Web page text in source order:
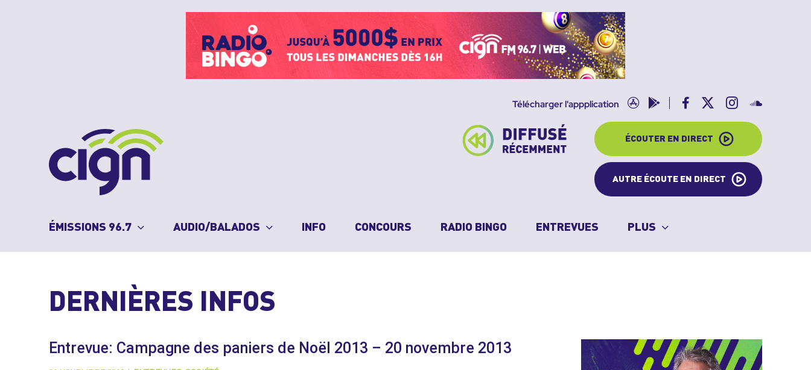
FacebookInstagram
Télécharger l'appplication
App Google
ÉCOUTER EN DIRECT
AUTRE ÉCOUTE EN DIRECT
ÉMISSIONS 96.7 AUDIO/BALADOS INFO CONCOURS RADIO BINGO ENTREVUES PLUS
DERNIÈRES INFOS
Entrevue: Campagne des paniers de Noël 2013 – 20 novembre 2013